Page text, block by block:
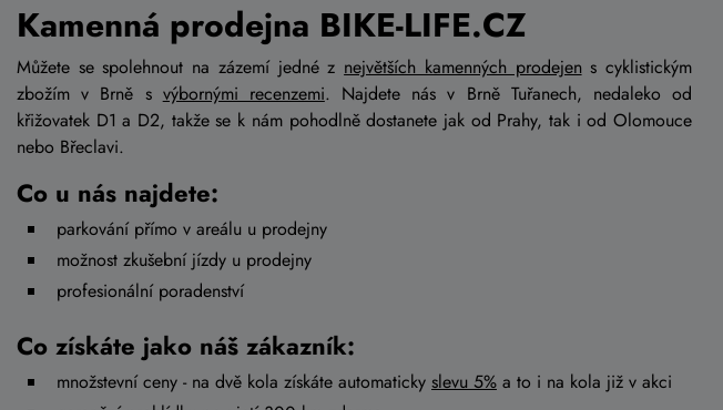
Kamenná prodejna BIKE-LIFE.CZ
Můžete se spolehnout na zázemí jedné z největších kamenných prodejens cyklistickým
zbožím v Brně s výbornými recenzemi. Najdete nás v Brně Tuřanech, nedaleko od
křižovatek D1 a D2, takže se k nám pohodlně dostanete jak od Prahy, tak i od Olomouce
nebo Břeclavi.
Co u nás najdete:
parkování přímo v areálu u prodejny
možnost zkušební jízdy u prodejny
profesionální poradenství
Co získáte jako náš zákazník:
množstevní ceny - na dvě kola získáte automaticky slevu 5% a to i na kola již v akci